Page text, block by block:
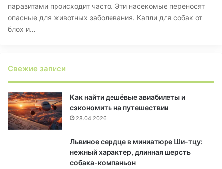
паразитами происходит часто. Эти насекомые переносят
опасные для животных заболевания. Капли для собак от
блох и…
Свежие записи
Как найти дешёвые авиабилеты и
сэкономить на путешествии
28.04.2026
Львиное сердце в миниатюре Ши-тцу:
нежный характер, длинная шерсть
собака-компаньон